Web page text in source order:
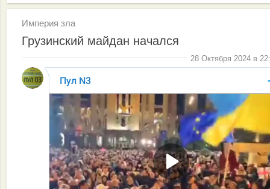
Империя зла
Грузинский майдан начался
28 Октября 2024 в